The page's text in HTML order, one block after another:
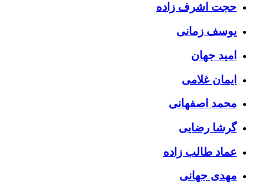
حجت اشرف زاده
یوسف زمانی
امید جهان
ایمان غلامی
محمد اصفهانی
گرشا رضایی
عماد طالب زاده
مهدی جهانی